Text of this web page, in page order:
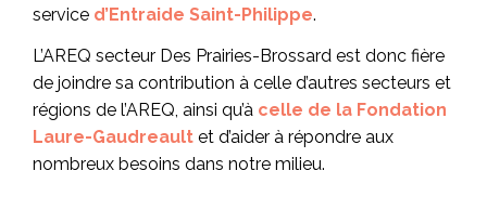
service d’Entraide Saint-Philippe.
L’AREQ secteur Des Prairies-Brossard est donc fière
de joindre sa contribution à celle d’autres secteurs et
régions de l’AREQ, ainsi qu’à celle de la Fondation
Laure-Gaudreault et d’aider à répondre aux
nombreux besoins dans notre milieu.